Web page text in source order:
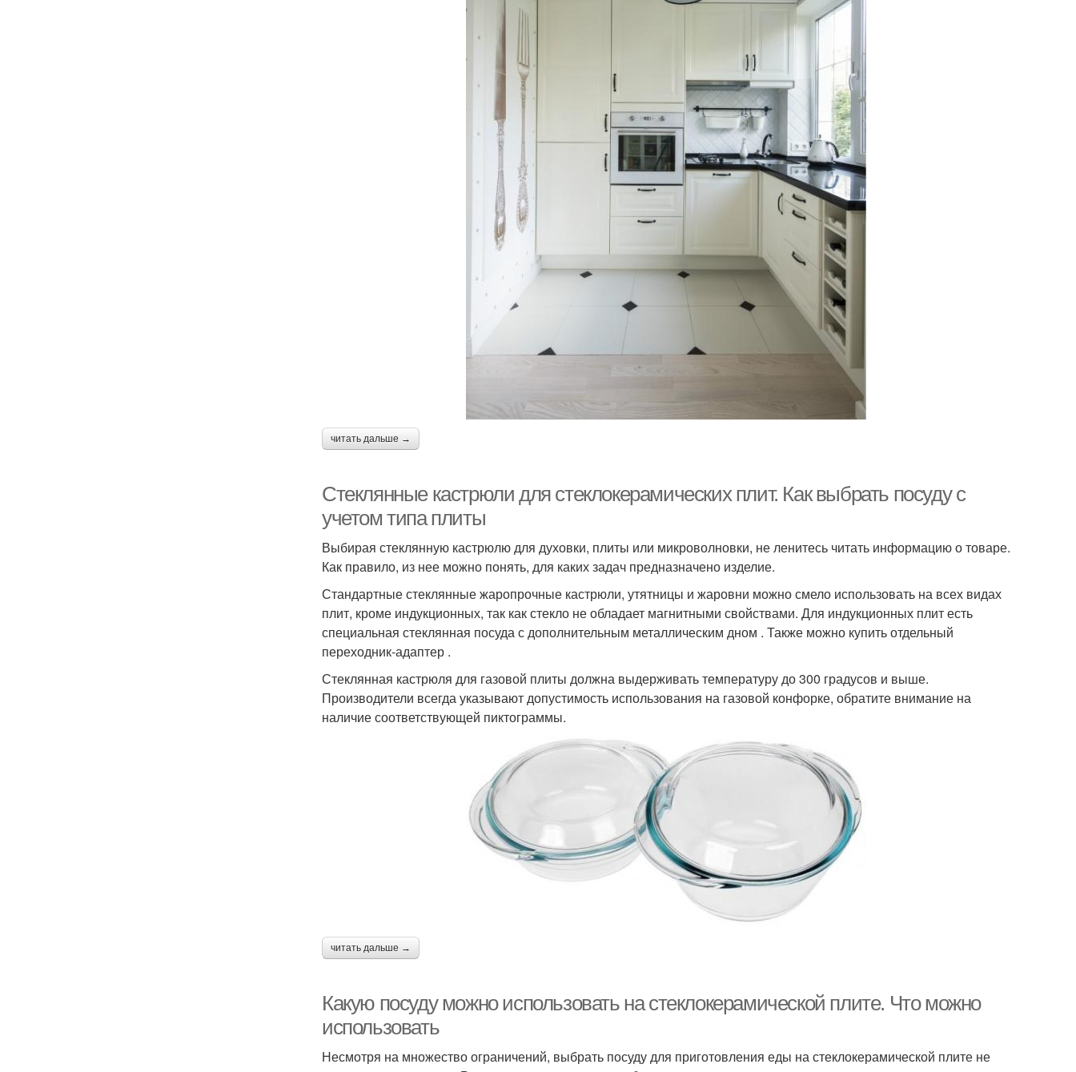
читать дальше →
Стеклянные кастрюли для стеклокерамических плит. Как выбрать посуду с
учетом типа плиты
Выбирая стеклянную кастрюлю для духовки, плиты или микроволновки, не ленитесь читать информацию о товаре.
Как правило, из нее можно понять, для каких задач предназначено изделие.
Стандартные стеклянные жаропрочные кастрюли, утятницы и жаровни можно смело использовать на всех видах
плит, кроме индукционных, так как стекло не обладает магнитными свойствами. Для индукционных плит есть
специальная стеклянная посуда с дополнительным металлическим дном . Также можно купить отдельный
переходник-адаптер .
Стеклянная кастрюля для газовой плиты должна выдерживать температуру до 300 градусов и выше.
Производители всегда указывают допустимость использования на газовой конфорке, обратите внимание на
наличие соответствующей пиктограммы.
читать дальше →
Какую посуду можно использовать на стеклокерамической плите. Что можно
использовать
Несмотря на множество ограничений, выбрать посуду для приготовления еды на стеклокерамической плите не